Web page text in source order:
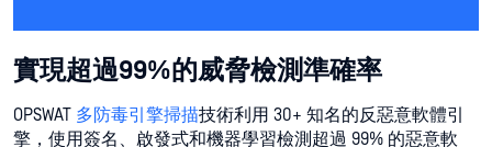
實現超過99%的威脅檢測準確率
OPSWAT 多防毒引擎掃描技術利用 30+ 知名的反惡意軟體引
擎，使用簽名、啟發式和機器學習檢測超過 99% 的惡意軟